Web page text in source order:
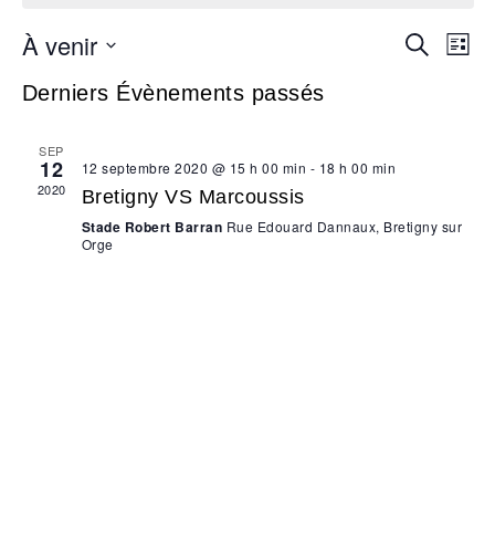
Recherche
de
Liste
À venir
une
Derniers Évènements passés
SEP
12
2020
12 septembre 2020 @ 15 h 00 min - 18 h 00 min
Bretigny VS Marcoussis
Stade Robert Barran Rue Edouard Dannaux, Bretigny sur
Orge